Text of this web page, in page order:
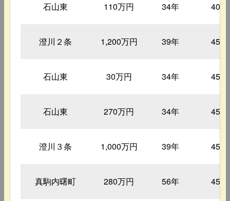
石山東 110万円 34年 40㎡
澄川２条 1,200万円 39年 45㎡
石山東 30万円 34年 45㎡
石山東 270万円 34年 45㎡
澄川３条 1,000万円 39年 45㎡
真駒内曙町 280万円 56年 45㎡